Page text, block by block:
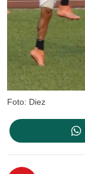
Foto: Diez